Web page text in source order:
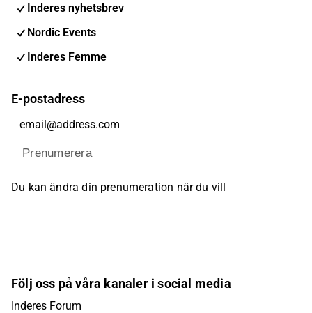
Inderes nyhetsbrev
Nordic Events
Inderes Femme
E-postadress
Prenumerera
Du kan ändra din prenumeration när du vill
Följ oss på våra kanaler i social media
Inderes Forum